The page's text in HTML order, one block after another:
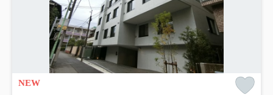
NEW